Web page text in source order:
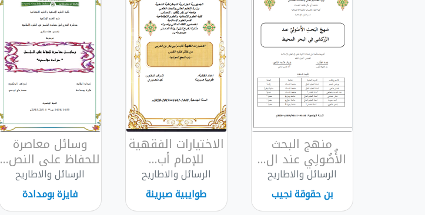
منهج البحث
الأُصُولِي عند ال...
الرسائل والاطاريح
بن حقوقة نجيب
الاختيارات الفقهية
للإمام أب...
الرسائل والاطاريح
طوايبية صبرينة
وسائل معاصرة
للحفاظ على النص...
الرسائل والاطاريح
فايزة بومدادة